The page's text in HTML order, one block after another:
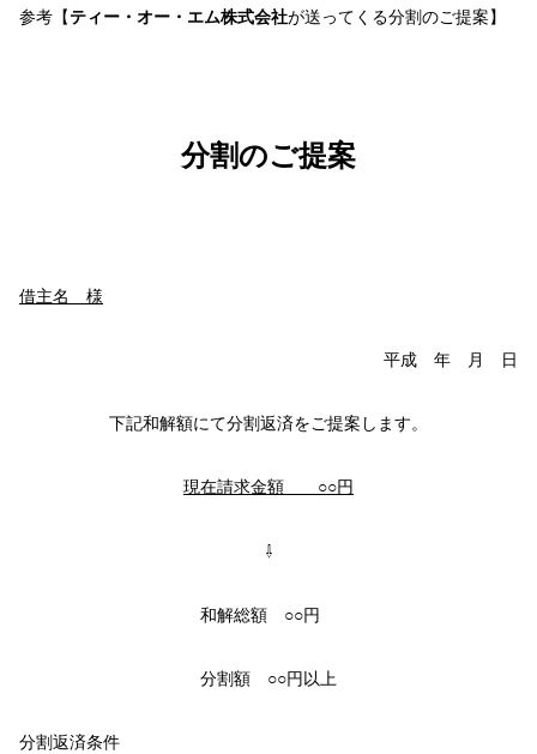
参考【ティー・オー・エム株式会社が送ってくる分割のご提案】
分割のご提案
借主名 様
平成 年 月 日
下記和解額にて分割返済をご提案します。
現在請求金額 ○○円
⇩
和解総額 ○○円
分割額 ○○円以上
分割返済条件